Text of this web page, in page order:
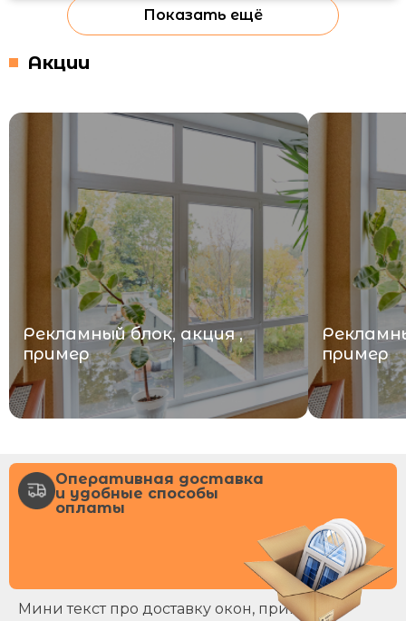
Показать ещё
Акции
Рекламный блок, акция ,
пример
пример
Оперативная доставка
и удобные способы
оплаты
Мини текст про доставку окон, примерно